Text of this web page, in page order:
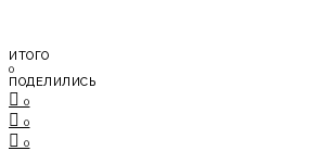
ИТОГО
0
ПОДЕЛИЛИСЬ
0
0
0